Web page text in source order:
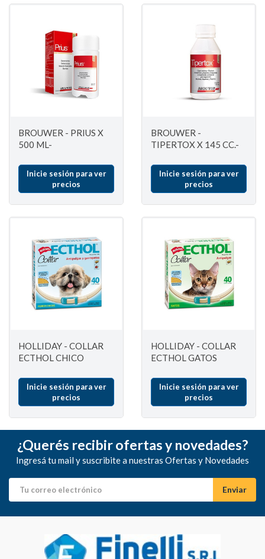
BROUWER - PRIUS X
500 ML-
Inicie sesión para ver
precios
BROUWER -
TIPERTOX X 145 CC.-
Inicie sesión para ver
precios
HOLLIDAY - COLLAR
ECTHOL CHICO
Inicie sesión para ver
precios
HOLLIDAY - COLLAR
ECTHOL GATOS
Inicie sesión para ver
precios
¿Querés recibir ofertas y novedades?
Ingresá tu mail y suscribite a nuestras Ofertas y Novedades